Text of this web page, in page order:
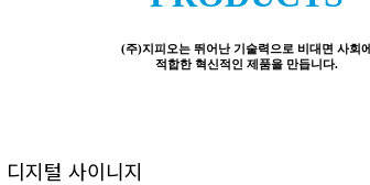
(주)지피오는 뛰어난 기술력으로 비대면 사회에
적합한 혁신적인 제품을 만듭니다.
지털 사이니지